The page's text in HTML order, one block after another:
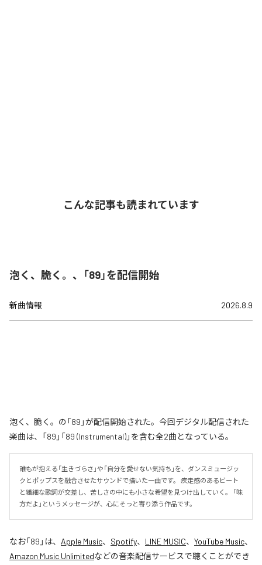
こんな記事も読まれています
泡く、脆く。、「89」を配信開始
新曲情報 2026.8.9
泡く、脆く。の「89」が配信開始された。今回デジタル配信された
楽曲は、「89」「89 (Instrumental)」を含む全2曲となっている。
誰もが抱える「生きづらさ」や「自分を愛せない気持ち」を、ダンスミュージッ
クとポップスを融合させたサウンドで描いた一曲です。 疾走感のあるビート
と繊細な歌詞が交差し、苦しさの中にも小さな希望を見つけ出していく。 「味
方だよ」というメッセージが、心にそっと寄り添う作品です。
なお「89 」は、 Apple Music、 Spotify、 LINE MUSIC、 YouTube Music、
Amazon Music Unlimitedなどの音楽配信サービスで聴くことができ